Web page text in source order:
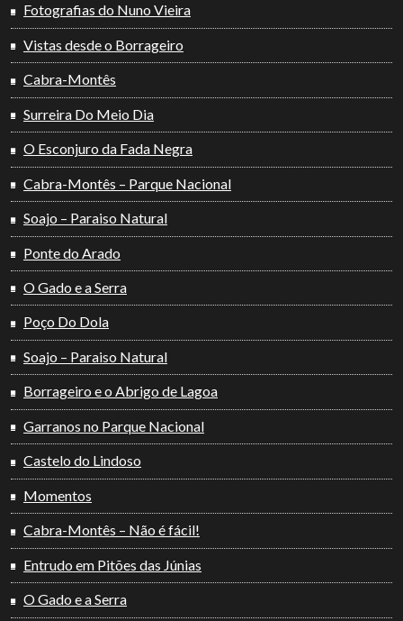
Fotografias do Nuno Vieira
Vistas desde o Borrageiro
Cabra-Montês
Surreira Do Meio Dia
O Esconjuro da Fada Negra
Cabra-Montês – Parque Nacional
Soajo – Paraiso Natural
Ponte do Arado
O Gado e a Serra
Poço Do Dola
Soajo – Paraiso Natural
Borrageiro e o Abrigo de Lagoa
Garranos no Parque Nacional
Castelo do Lindoso
Momentos
Cabra-Montês – Não é fácil!
Entrudo em Pitões das Júnias
O Gado e a Serra